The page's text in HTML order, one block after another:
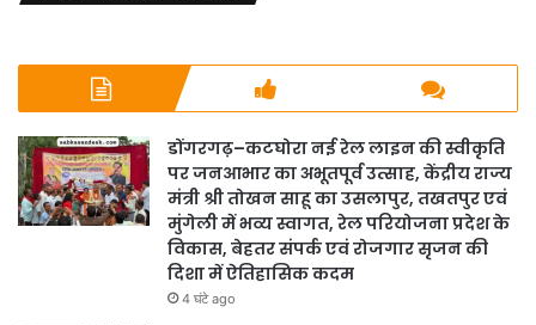
डोंगरगढ़–कटघोरा नई रेल लाइन की स्वीकृति
पर जनआभार का अभूतपूर्व उत्साह, केंद्रीय राज्य
मंत्री श्री तोखन साहू का उसलापुर, तखतपुर एवं
मुंगेली में भव्य स्वागत, रेल परियोजना प्रदेश के
विकास, बेहतर संपर्क एवं रोजगार सृजन की
दिशा में ऐतिहासिक कदम
4 घंटे ago